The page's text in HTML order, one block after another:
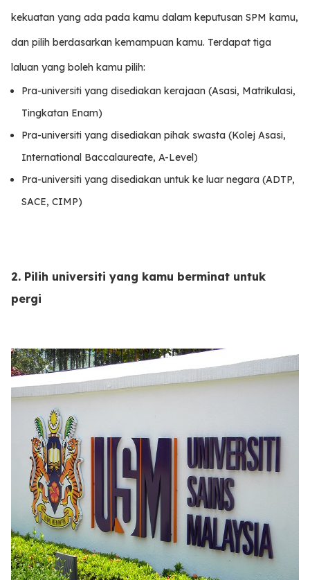
kekuatan yang ada pada kamu dalam keputusan SPM kamu,
dan pilih berdasarkan kemampuan kamu. Terdapat tiga
laluan yang boleh kamu pilih:
Pra-universiti yang disediakan kerajaan (Asasi, Matrikulasi,
Tingkatan Enam)
Pra-universiti yang disediakan pihak swasta (Kolej Asasi,
International Baccalaureate, A-Level)
Pra-universiti yang disediakan untuk ke luar negara (ADTP,
SACE, CIMP)
2. Pilih universiti yang kamu berminat untuk
pergi